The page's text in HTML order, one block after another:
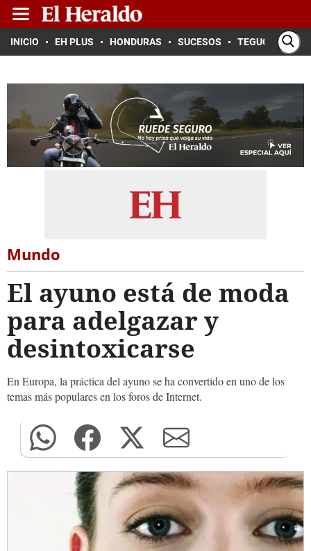
INICIO EH PLUS HONDURAS SUCESOS TEGUCIGALPA
Mundo
El ayuno está de moda
para adelgazar y
desintoxicarse
En Europa, la práctica del ayuno se ha convertido en uno de los
temas más populares en los foros de Internet.